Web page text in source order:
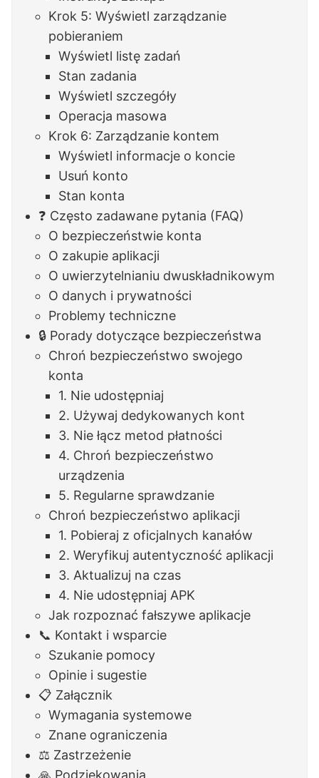
Krok 5: Wyświetl zarządzanie
pobieraniem
Wyświetl listę zadań
Stan zadania
Wyświetl szczegóły
Operacja masowa
Krok 6: Zarządzanie kontem
Wyświetl informacje o koncie
Usuń konto
Stan konta
❓ Często zadawane pytania (FAQ)
O bezpieczeństwie konta
O zakupie aplikacji
O uwierzytelnianiu dwuskładnikowym
O danych i prywatności
Problemy techniczne
🔒 Porady dotyczące bezpieczeństwa
Chroń bezpieczeństwo swojego
konta
1. Nie udostępniaj
2. Używaj dedykowanych kont
3. Nie łącz metod płatności
4. Chroń bezpieczeństwo
urządzenia
5. Regularne sprawdzanie
Chroń bezpieczeństwo aplikacji
1. Pobieraj z oficjalnych kanałów
2. Weryfikuj autentyczność aplikacji
3. Aktualizuj na czas
4. Nie udostępniaj APK
Jak rozpoznać fałszywe aplikacje
📞 Kontakt i wsparcie
Szukanie pomocy
Opinie i sugestie
📋 Załącznik
Wymagania systemowe
Znane ograniczenia
⚖️ Zastrzeżenie
🙏 Podziękowania